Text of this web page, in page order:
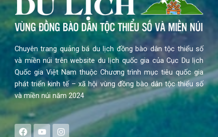
Chuyên trang quảng bá du lịch đồng bào dân tộc thiểu số
và miền núi trên website du lịch quốc gia của Cục Du lịch
Quốc gia Việt Nam thuộc Chương trình mục tiêu quốc gia
phát triển kinh tế – xã hội vùng đồng bào dân tộc thiểu số
và miền núi năm 2024
F
Y
I